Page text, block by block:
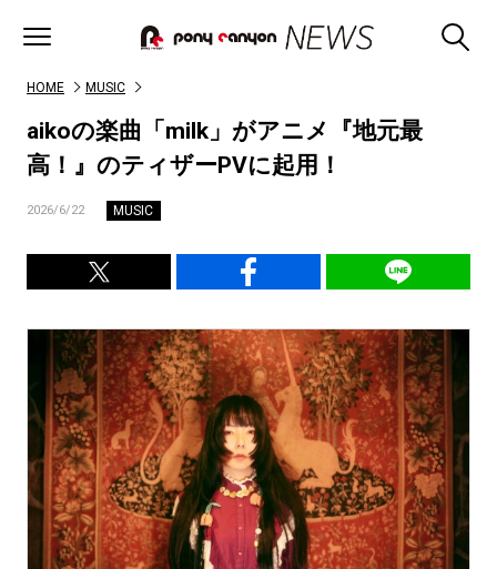
HOME MUSIC
aikoの楽曲「milk」がアニメ『地元最
高！』のティザーPVに起用！
2026/6/22 MUSIC